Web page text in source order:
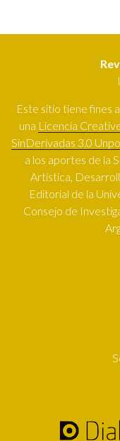
Este sitio tiene fines
una Licencia
SinDerivadas 3.0
a los aportes de la
Artística,
Editorial de la
Consejo de